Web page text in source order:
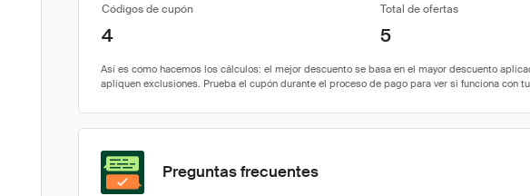
Códigos de cupón Total de ofertas
4 5
Preguntas frecuentes